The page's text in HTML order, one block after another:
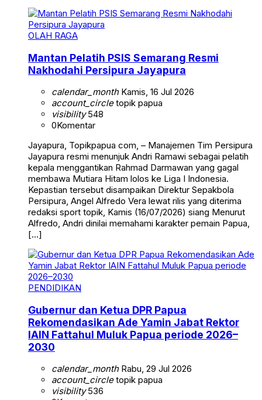
OLAH RAGA
Mantan Pelatih PSIS Semarang Resmi
Nakhodahi Persipura Jayapura
calendar_monthKamis, 16 Jul 2026
account_circletopik papua
visibility548
0Komentar
Jayapura, Topikpapua com, – Manajemen Tim Persipura
Jayapura resmi menunjuk Andri Ramawi sebagai pelatih
kepala menggantikan Rahmad Darmawan yang gagal
membawa Mutiara Hitam lolos ke Liga I Indonesia.
Kepastian tersebut disampaikan Direktur Sepakbola
Persipura, Angel Alfredo Vera lewat rilis yang diterima
redaksi sport topik, Kamis (16/07/2026) siang Menurut
Alfredo, Andri dinilai memahami karakter pemain Papua,
[…]
PENDIDIKAN
Gubernur dan Ketua DPR Papua
Rekomendasikan Ade Yamin Jabat Rektor
IAIN Fattahul Muluk Papua periode 2026–
2030
calendar_monthRabu, 29 Jul 2026
account_circletopik papua
visibility536